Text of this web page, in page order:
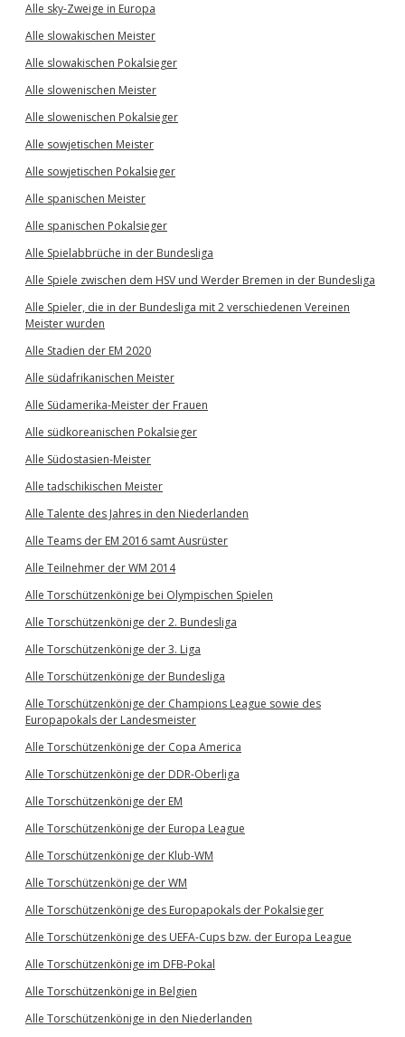
Alle sky-Zweige in Europa
Alle slowakischen Meister
Alle slowakischen Pokalsieger
Alle slowenischen Meister
Alle slowenischen Pokalsieger
Alle sowjetischen Meister
Alle sowjetischen Pokalsieger
Alle spanischen Meister
Alle spanischen Pokalsieger
Alle Spielabbrüche in der Bundesliga
Alle Spiele zwischen dem HSV und Werder Bremen in der Bundesliga
Alle Spieler, die in der Bundesliga mit 2 verschiedenen Vereinen
Meister wurden
Alle Stadien der EM 2020
Alle südafrikanischen Meister
Alle Südamerika-Meister der Frauen
Alle südkoreanischen Pokalsieger
Alle Südostasien-Meister
Alle tadschikischen Meister
Alle Talente des Jahres in den Niederlanden
Alle Teams der EM 2016 samt Ausrüster
Alle Teilnehmer der WM 2014
Alle Torschützenkönige bei Olympischen Spielen
Alle Torschützenkönige der 2. Bundesliga
Alle Torschützenkönige der 3. Liga
Alle Torschützenkönige der Bundesliga
Alle Torschützenkönige der Champions League sowie des
Europapokals der Landesmeister
Alle Torschützenkönige der Copa America
Alle Torschützenkönige der DDR-Oberliga
Alle Torschützenkönige der EM
Alle Torschützenkönige der Europa League
Alle Torschützenkönige der Klub-WM
Alle Torschützenkönige der WM
Alle Torschützenkönige des Europapokals der Pokalsieger
Alle Torschützenkönige des UEFA-Cups bzw. der Europa League
Alle Torschützenkönige im DFB-Pokal
Alle Torschützenkönige in Belgien
Alle Torschützenkönige in den Niederlanden